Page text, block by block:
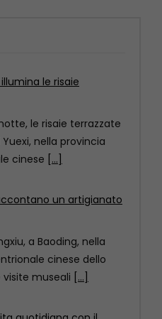
un artigianato
a Baoding, nella
cinese dello
museali
quotidiana con il
18esima Giornata
in Cina, scoprite
del[...]